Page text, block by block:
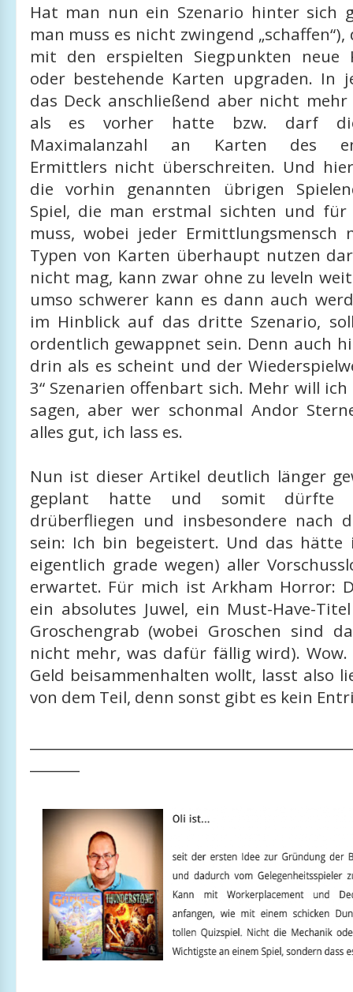
Hat man nun ein Szenario hinter sich
man muss es nicht zwingend
mit den erspielten Siegpunkten neue
oder bestehende Karten upgraden. In
das Deck anschließend aber nicht
als es vorher hatte bzw. darf
Maximalanzahl an Karten des
Ermittlers nicht überschreiten. Und
die vorhin genannten übrigen
Spiel, die man erstmal sichten und für
muss, wobei jeder Ermittlungsmensch
Typen von Karten überhaupt nutzen
nicht mag, kann zwar ohne zu leveln
umso schwerer kann es dann auch
im Hinblick auf das dritte Szenario,
ordentlich gewappnet sein. Denn auch
drin als es scheint und der
3“ Szenarien offenbart sich. Mehr will
sagen, aber wer schonmal Andor
alles gut, ich lass es.
Nun ist dieser Artikel deutlich länger
geplant hatte und somit dürfte
drüberfliegen und insbesondere nach
sein: Ich bin begeistert. Und das
eigentlich grade wegen) aller
erwartet. Für mich ist Arkham Horror:
ein absolutes Juwel, ein Must-Have-
Groschengrab (wobei Groschen sind
nicht mehr, was dafür fällig wird). Wow.
Geld beisammenhalten wollt, lasst also
von dem Teil, denn sonst gibt es kein